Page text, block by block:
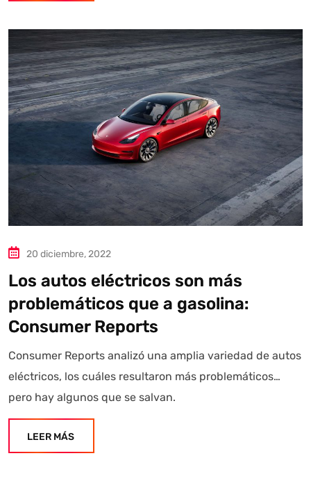
20 diciembre, 2022
Los autos eléctricos son más
problemáticos que a gasolina:
Consumer Reports
Consumer Reports analizó una amplia variedad de autos
eléctricos, los cuáles resultaron más problemáticos…
pero hay algunos que se salvan.
LEER MÁS